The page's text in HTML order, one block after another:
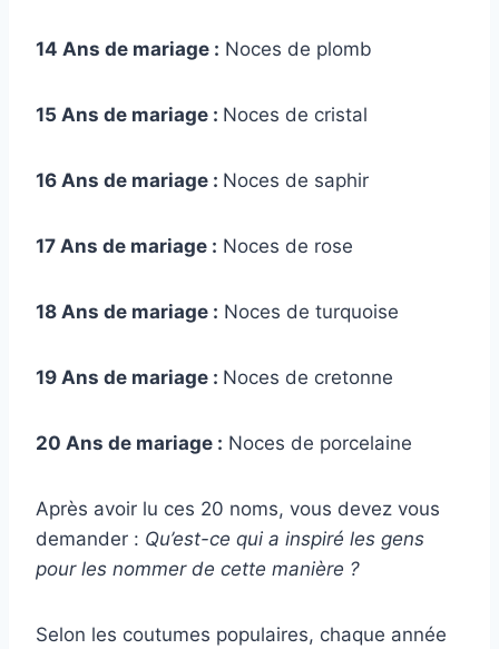
14 Ans de mariage : Noces de plomb
15 Ans de mariage : Noces de cristal
16 Ans de mariage : Noces de saphir
17 Ans de mariage : Noces de rose
18 Ans de mariage : Noces de turquoise
19 Ans de mariage : Noces de cretonne
20 Ans de mariage : Noces de porcelaine
Après avoir lu ces 20 noms, vous devez vous
demander : Qu’est-ce qui a inspiré les gens
pour les nommer de cette manière ?
Selon les coutumes populaires, chaque année